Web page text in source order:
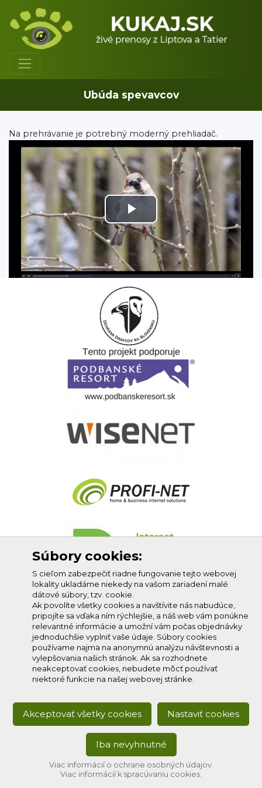
Ubúda spevavcov
Na prehrávanie je potrebný moderný prehliadač.
Play
Video
Profi-net s.r.o.
Súbory cookies:
S cieľom zabezpečiť riadne fungovanie tejto webovej
lokality ukladáme niekedy na vašom zariadení malé
dátové súbory, tzv. cookie.
Ak povolíte všetky cookies a navštívite nás nabudúce,
pripojíte sa vďaka ním rýchlejšie, a náš web vám ponúkne
relevantné informácie a umožní vám počas objednávky
jednoduchšie vyplniť vaše údaje. Súbory cookies
používame najmä na anonymnú analýzu návštevnosti a
vylepšovania našich stránok. Ak sa rozhodnete
neakceptovať cookies, nebudete môcť používať
niektoré funkcie na našej webovej stránke.
Akceptovať všetky cookies Nastaviť cookies
Iba nevyhnutné
Viac informácií o ochrane osobných údajov.
Viac informácií k spracúvaniu cookies.